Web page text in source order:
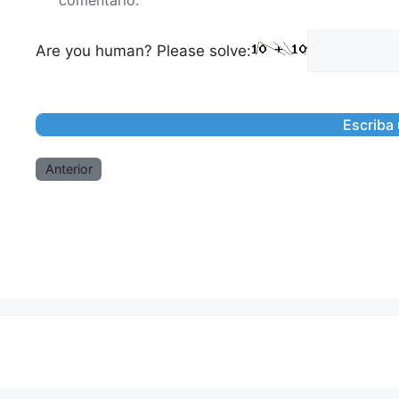
Are you human? Please solve:
Anterior